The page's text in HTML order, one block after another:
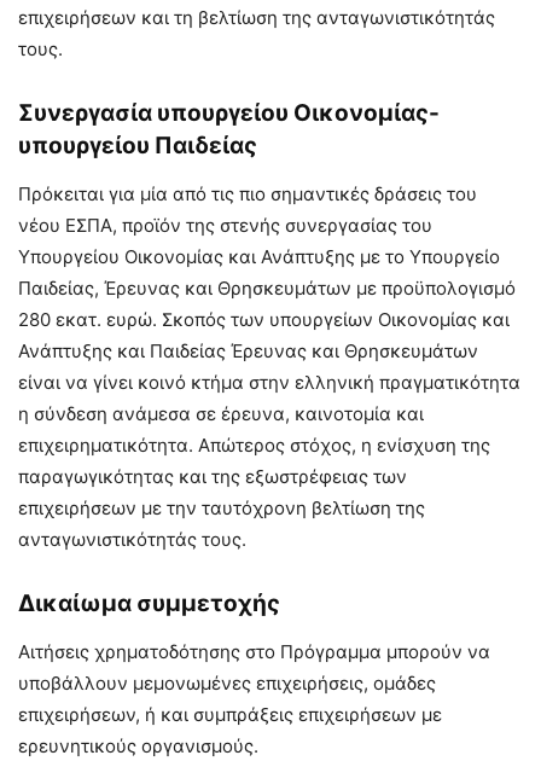
επιχειρήσεων και τη βελτίωση της ανταγωνιστικότητάς
τους.
Συνεργασία υπουργείου Οικονομίας-
υπουργείου Παιδείας
Πρόκειται για μία από τις πιο σημαντικές δράσεις του
νέου ΕΣΠΑ, προϊόν της στενής συνεργασίας του
Υπουργείου Οικονομίας και Ανάπτυξης με το Υπουργείο
Παιδείας, Έρευνας και Θρησκευμάτων με προϋπολογισμό
280 εκατ. ευρώ. Σκοπός των υπουργείων Οικονομίας και
Ανάπτυξης και Παιδείας Έρευνας και Θρησκευμάτων
είναι να γίνει κοινό κτήμα στην ελληνική πραγματικότητα
η σύνδεση ανάμεσα σε έρευνα, καινοτομία και
επιχειρηματικότητα. Απώτερος στόχος, η ενίσχυση της
παραγωγικότητας και της εξωστρέφειας των
επιχειρήσεων με την ταυτόχρονη βελτίωση της
ανταγωνιστικότητάς τους.
Δικαίωμα συμμετοχής
Αιτήσεις χρηματοδότησης στο Πρόγραμμα μπορούν να
υποβάλλουν μεμονωμένες επιχειρήσεις, ομάδες
επιχειρήσεων, ή και συμπράξεις επιχειρήσεων με
ερευνητικούς οργανισμούς.